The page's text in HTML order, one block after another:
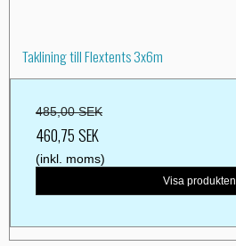
Taklining till Flextents 3x6m
485,00 SEK
460,75 SEK
(inkl. moms)
Visa produkten